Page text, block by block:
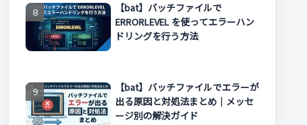
【bat】バッチファイルで
ERRORLEVEL を使ってエラーハン
ドリングを行う方法
【bat】バッチファイルでエラーが
出る原因と対処法まとめ｜メッセ
ージ別の解決ガイド